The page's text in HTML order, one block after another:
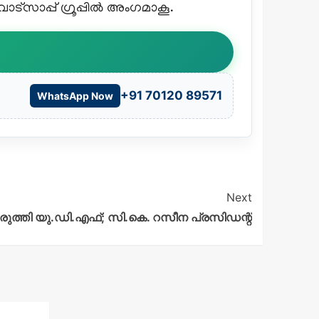
ഗ്രൂപ്പിൽ അംഗമാകൂ.
WhatsApp Now +91 70120 89571
Next
യു.ഡി.എഫ്; സി.കെ. റസീന പ്രസിഡന്റ്